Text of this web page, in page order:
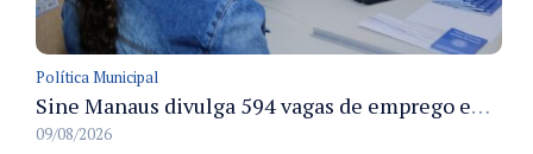
Política Municipal
Sine Manaus divulga 594 vagas de emprego em Manaus com atendimento presencial nesta segunda-feira
09/08/2026